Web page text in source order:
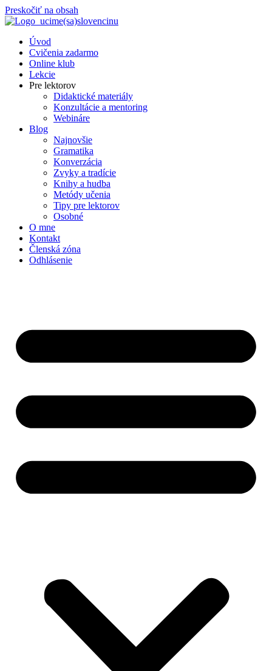
Preskočiť na obsah
Úvod
Cvičenia zadarmo
Online klub
Lekcie
Pre lektorov
Didaktické materiály
Konzultácie a mentoring
Webináre
Blog
Najnovšie
Gramatika
Konverzácia
Zvyky a tradície
Knihy a hudba
Metódy učenia
Tipy pre lektorov
Osobné
O mne
Kontakt
Členská zóna
Odhlásenie